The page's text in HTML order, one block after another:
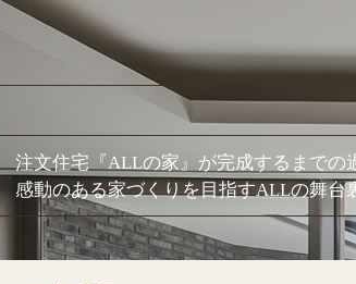
注文住宅『ALLの家』が完成するまでの
感動のある家づくりを目指すALLの舞台